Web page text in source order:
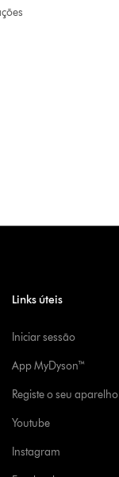
Links úteis
Iniciar sessão
App MyDyson™
Registe o seu aparelho
Youtube
Instagram